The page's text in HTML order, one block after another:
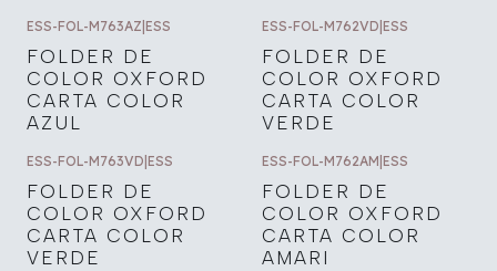
ESS-FOL-M763AZ|ESS
FOLDER DE
COLOR OXFORD
CARTA COLOR
AZUL
ESS-FOL-M762VD|ESS
FOLDER DE
COLOR OXFORD
CARTA COLOR
VERDE
ESS-FOL-M763VD ESS
FOLDER DE
COLOR OXFORD
CARTA COLOR
VERDE
ESS-FOL-M762AM ESS
FOLDER DE
COLOR OXFORD
CARTA COLOR
AMARI